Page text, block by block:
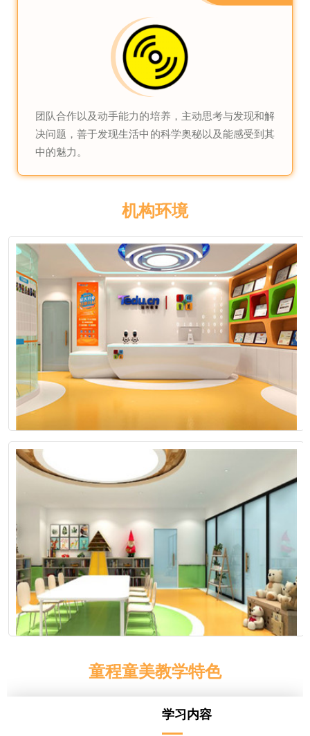
团队合作以及动手能力的培养，主动思考与发现和解
决问题，善于发现生活中的科学奥秘以及能感受到其
中的魅力。
机构环境
童程童美教学特色
学习内容